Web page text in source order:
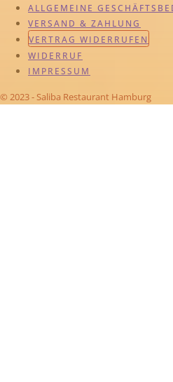
ALLGEMEINE
VERSAND & ZAHLUNG
VERTRAG WIDERRUFEN
WIDERRUF
IMPRESSUM
© 2023 - Saliba Restaurant Hamburg